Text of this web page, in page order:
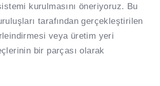
kurulmasını öneriyoruz. Bu
tarafından gerçekleştirilen
veya üretim yeri
bir parçası olarak